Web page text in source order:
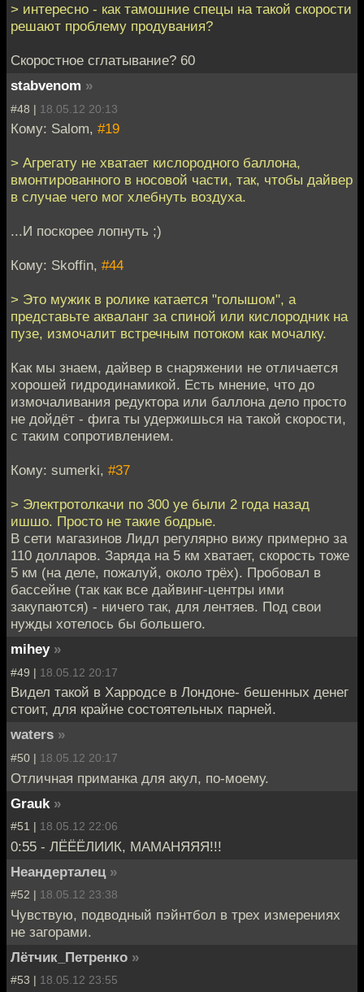
> интересно - как тамошние спецы на такой скорости
решают проблему продувания?
Скоростное сглатывание? 60
stabvenom »
#48 | 18.05.12 20:13
Кому: Salom, #19
> Агрегату не хватает кислородного баллона,
вмонтированного в носовой части, так, чтобы дайвер
в случае чего мог хлебнуть воздуха.
...И поскорее лопнуть ;)
Кому: Skoffin, #44
> Это мужик в ролике катается "голышом", а
представьте акваланг за спиной или кислородник на
пузе, измочалит встречным потоком как мочалку.
Как мы знаем, дайвер в снаряжении не отличается
хорошей гидродинамикой. Есть мнение, что до
измочаливания редуктора или баллона дело просто
не дойдёт - фига ты удержишься на такой скорости,
с таким сопротивлением.
Кому: sumerki, #37
> Электротолкачи по 300 уе были 2 года назад
ишшо. Просто не такие бодрые.
В сети магазинов Лидл регулярно вижу примерно за
110 долларов. Заряда на 5 км хватает, скорость тоже
5 км (на деле, пожалуй, около трёх). Пробовал в
бассейне (так как все дайвинг-центры ими
закупаются) - ничего так, для лентяев. Под свои
нужды хотелось бы большего.
mihey »
#49 | 18.05.12 20:17
Видел такой в Харродсе в Лондоне- бешенных денег
стоит, для крайне состоятельных парней.
waters »
#50 | 18.05.12 20:17
Отличная приманка для акул, по-моему.
Grauk »
#51 | 18.05.12 22:06
0:55 - ЛЁЁЁЛИИК, МАМАНЯЯЯ!!!
Неандерталец »
#52 | 18.05.12 23:38
Чувствую, подводный пэйнтбол в трех измерениях
не загорами.
Лётчик_Петренко »
#53 | 18.05.12 23:55